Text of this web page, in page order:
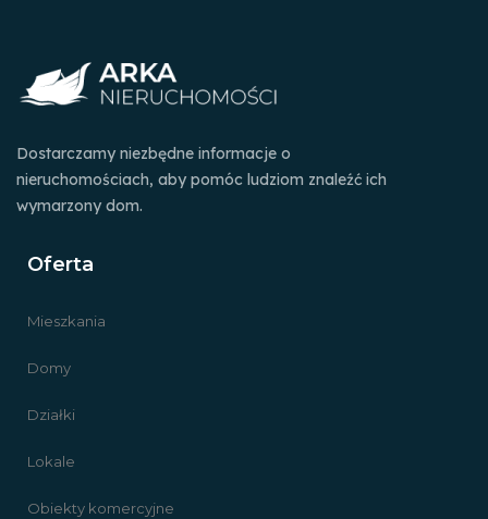
Dostarczamy niezbędne informacje o
nieruchomościach, aby pomóc ludziom znaleźć ich
wymarzony dom.
Oferta
Mieszkania
Domy
Działki
Lokale
Obiekty komercyjne